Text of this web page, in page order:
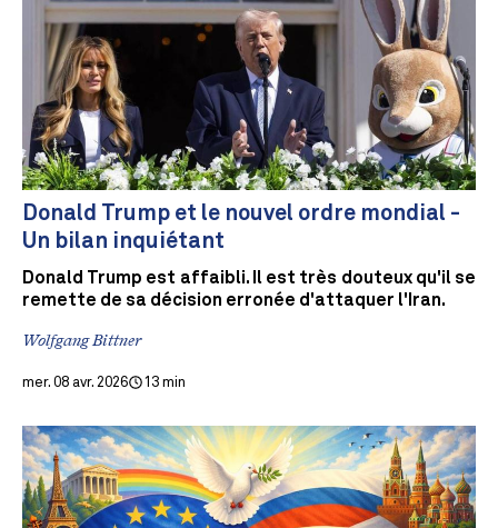
Donald Trump et le nouvel ordre mondial -
Un bilan inquiétant
Donald Trump est affaibli. Il est très douteux qu'il se
remette de sa décision erronée d'attaquer l'Iran.
Wolfgang Bittner
mer. 08 avr. 2026 13 min